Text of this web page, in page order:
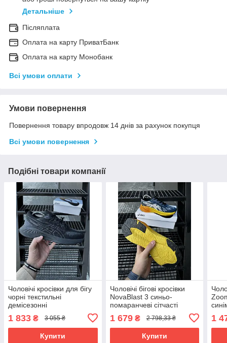
Детальніше
Післяплата
Оплата на карту ПриватБанк
Оплата на карту Монобанк
Всі умови оплати
Умови повернення
Повернення товару впродовж 14 днів за рахунок покупця
Всі умови повернення
Подібні товари компанії
Чоловічі кросівки для бігу
чорні текстильні
демісезонні
1 833 ₴ 3 055 ₴
Купити
Чоловічі бігові кросівки
NovaBlast 3 синьо-
помаранчеві сітчасті
1 679₴ 2 798,33 ₴
Купити
1